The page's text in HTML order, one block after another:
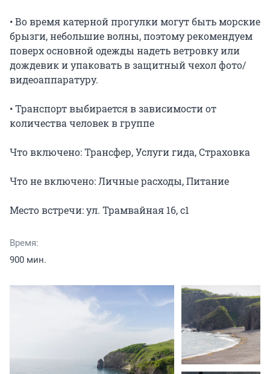
• Во время катерной прогулки могут быть морские
брызги, небольшие волны, поэтому рекомендуем
поверх основной одежды надеть ветровку или
дождевик и упаковать в защитный чехол фото/
видеоаппаратуру.
• Транспорт выбирается в зависимости от
количества человек в группе
Что включено: Трансфер, Услуги гида, Страховка
Что не включено: Личные расходы, Питание
Место встречи: ул. Трамвайная 16, с1
Время:
900 мин.